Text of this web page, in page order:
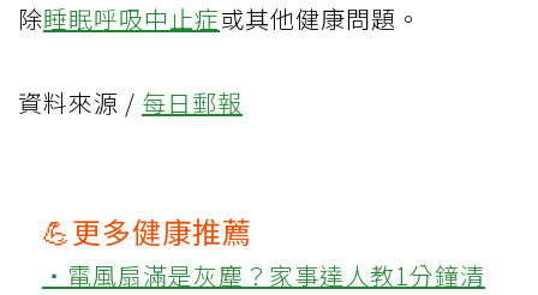
除睡眠呼吸中止症或其他健康問題。
資料來源 / 每日郵報
💪更多健康推薦
‧電風扇滿是灰塵？家事達人教1分鐘清